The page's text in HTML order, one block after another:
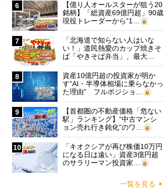
6
【億り人オールスターが狙う20
銘柄】「総資産69億円超」90歳
現役トレーダーから“1…
7
「北海道で知らない人はいな
い！」道民熱愛のカップ焼きそ
ば「やきそば弁当」、最大…
8
資産10億円超の投資家が明か
す“AI・半導体相場に乗らなかっ
た理由” フルポジショ…
9
【首都圏の不動産価格「危ない
駅」ランキング】“中古マンシ
ョン売れ行き鈍化”のワ…
10
「キオクシアが再び株価10万円
になる日は遠い」資産3億円超
のサラリーマン投資家…
一覧を見る